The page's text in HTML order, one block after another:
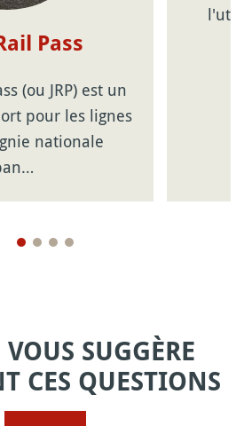
Pass
(ou JRP) est un
pour les lignes
nationale
VOUS SUGGÈRE
CES QUESTIONS